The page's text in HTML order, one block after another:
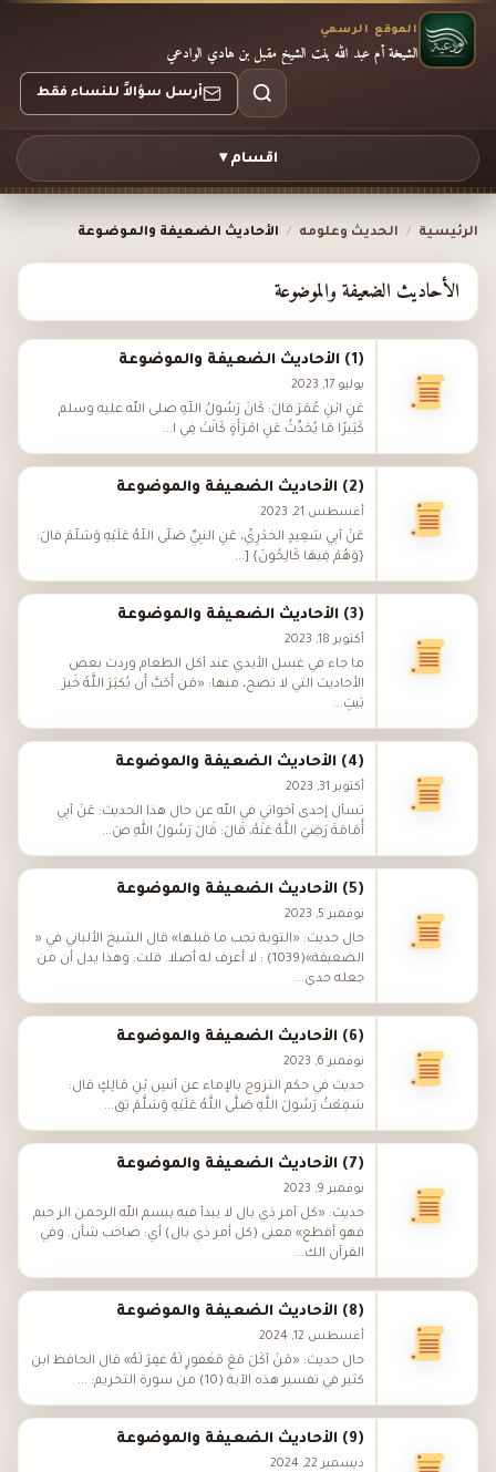
الموقع الرسمي
الشيخة أم عبد الله بنت الشيخ مقبل بن هادي الوادعي
أرسل سؤالاً للنساء فقط
اقسام ▾
الرئيسية / الحديث وعلومه / الأحاديث الضعيفة والموضوعة
الأحاديث الضعيفة والموضوعة
(1) الأحاديث الضعيفة والموضوعة
يوليو 17, 2023
عَنِ ابْنِ عُمَرَ قَالَ: كَانَ رَسُولُ اللَّهِ صلى الله عليه وسلم
كَثِيرًا مَا يُحَدِّثُ عَنِ امْرَأَةٍ كَانَتْ فِي ا...
(2) الأحاديث الضعيفة والموضوعة
أغسطس 21, 2023
عَنْ أَبِي سَعِيدٍ الخُدْرِيِّ، عَنِ النَّبِيِّ صَلَّى اللَّهُ عَلَيْهِ وَسَلَّمَ قَالَ:
{وَهُمْ فِيهَا كَالِحُونَ} [...
(3) الأحاديث الضعيفة والموضوعة
أكتوبر 18, 2023
ما جاء في غسل الأيدي عند أكل الطعام وردت بعض
الأحاديث التي لا تصح، منها: «مَن أَحَبَّ أَن يُكثِرَ اللَّهُ خَيرَ
بَيتِ...
(4) الأحاديث الضعيفة والموضوعة
أكتوبر 31, 2023
تسأل إحدى أخواتي في الله عن حال هذا الحديث: عَنْ أَبِي
أُمَامَةَ رَضِيَ اللَّهُ عَنْهُ، قَالَ: قَالَ رَسُولُ اللهِ صَ...
(5) الأحاديث الضعيفة والموضوعة
نوفمبر 5, 2023
حال حديث: «التوبة تجب ما قبلها» قال الشيخ الألباني في «
الضعيفة»(1039) : لا أعرف له أصلا. قلت: وهذا يدل أن من
جعله حدي...
(6) الأحاديث الضعيفة والموضوعة
نوفمبر 6, 2023
حديث في حكم التزوج بالإماء عن أَنَسِ بْنِ مَالِكٍ قال:
سَمِعْتُ رَسُولَ اللَّهِ صَلَّى اللَّهُ عَلَيْهِ وَسَلَّمَ يَق...
(7) الأحاديث الضعيفة والموضوعة
نوفمبر 9, 2023
حديث: «كل أمر ذي بال لا يبدأ فيه ببسم الله الرحمن الر حيم
فهو أقطع» معنى (كل أمر ذي بال) أي: صاحب شأن. وفي
القرآن الك...
(8) الأحاديث الضعيفة والموضوعة
أغسطس 12, 2024
حال حديث: «مَنْ أَكَلَ مَعَ مَغْفُورٍ لَهُ غُفِرَ لَهُ» قال الحافظ ابن
كثير في تفسير هذه الآية (10) من سورة التحريم: ...
(9) الأحاديث الضعيفة والموضوعة
ديسمبر 22, 2024